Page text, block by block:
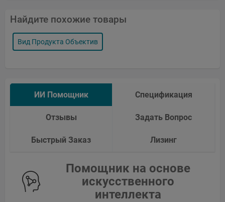
Найдите похожие товары
Вид Продукта Объектив
ИИ Помощник Спецификация
Отзывы Задать Вопрос
Быстрый Заказ Лизинг
Помощник на основе
искусственного
интеллекта